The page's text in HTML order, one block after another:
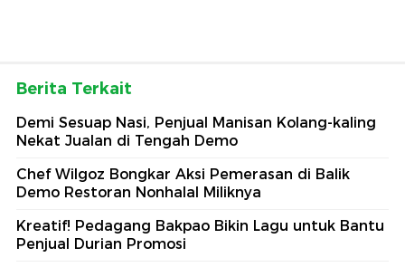
Berita Terkait
Demi Sesuap Nasi, Penjual Manisan Kolang-kaling
Nekat Jualan di Tengah Demo
Chef Wilgoz Bongkar Aksi Pemerasan di Balik
Demo Restoran Nonhalal Miliknya
Kreatif! Pedagang Bakpao Bikin Lagu untuk Bantu
Penjual Durian Promosi